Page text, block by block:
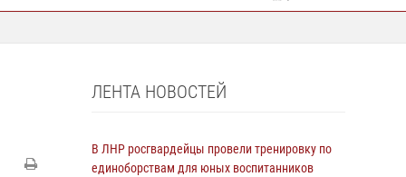
ЛЕНТА НОВОСТЕЙ
В ЛНР росгвардейцы провели тренировку по
единоборствам для юных воспитанников